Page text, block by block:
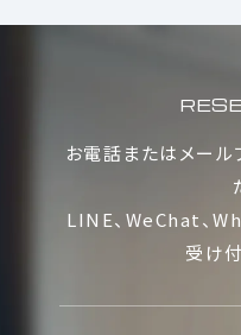
お電話またはメール
LINE、 WeChat、
受け